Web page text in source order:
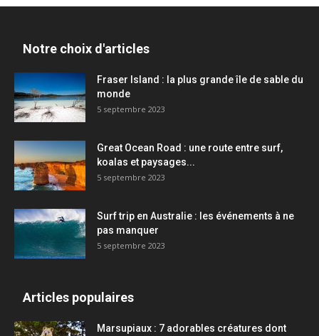
Notre choix d'articles
Fraser Island : la plus grande île de sable du
monde
5 septembre 2023
Great Ocean Road : une route entre surf,
koalas et paysages...
5 septembre 2023
Surf trip en Australie : les événements à ne
pas manquer
5 septembre 2023
Articles populaires
Marsupiaux : 7 adorables créatures dont